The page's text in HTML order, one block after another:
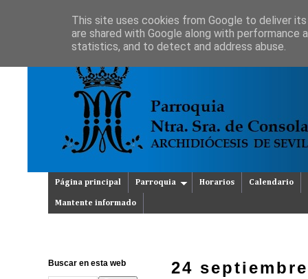
Página principal Parroquia Horarios Calendario
Mantente informado
24
Buscar en esta web
This site uses cookies from Google to deliver
are shared with Google along with
statistics, and to detect and address abuse.